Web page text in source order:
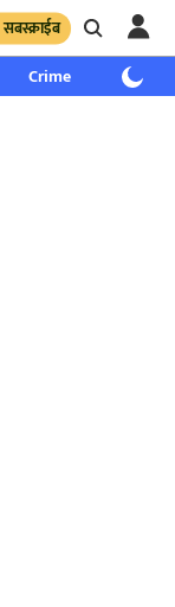
सबस्क्राईब
Crime साप्ताहिक